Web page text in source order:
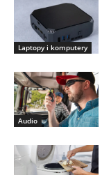
Laptopy i komputery
Audio